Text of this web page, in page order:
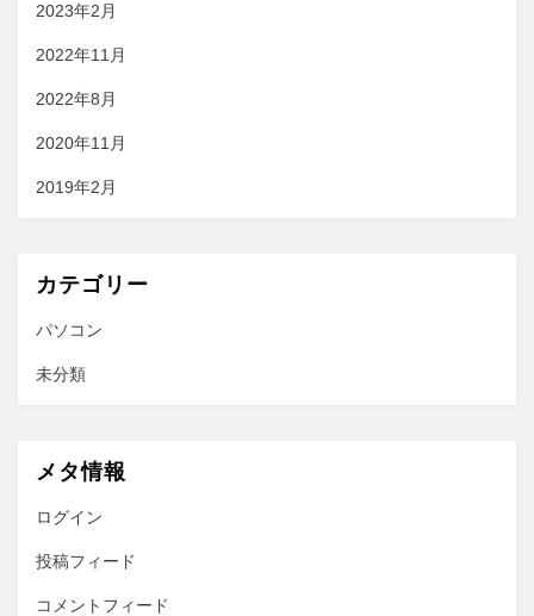
2023年2月
2022年11月
2022年8月
2020年11月
2019年2月
カテゴリー
パソコン
未分類
メタ情報
ログイン
投稿フィード
コメントフィード